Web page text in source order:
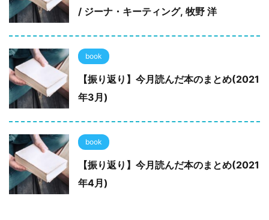
/ ジーナ・キーティング, 牧野 洋
book
【振り返り】今月読んだ本のまとめ(2021
年3月)
book
【振り返り】今月読んだ本のまとめ(2021
年4月)